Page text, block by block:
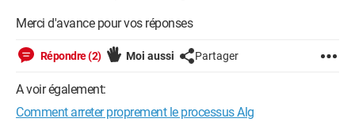
Merci d'avance pour vos réponses
Répondre (2) Moi aussi Partager
A voir également:
Comment arreter proprement le processus Alg